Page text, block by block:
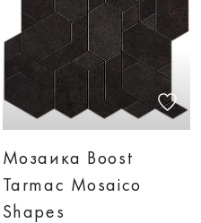
Мозаика Boost
Tarmac Mosaico
Shapes